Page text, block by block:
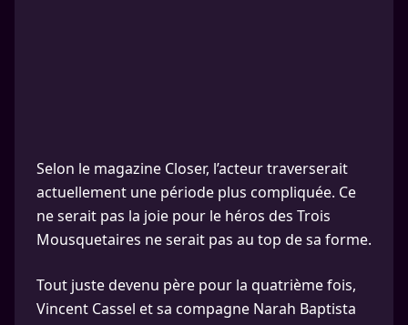
Selon le magazine Closer, l’acteur traverserait
actuellement une période plus compliquée. Ce
ne serait pas la joie pour le héros des Trois
Mousquetaires ne serait pas au top de sa forme.
Tout juste devenu père pour la quatrième fois,
Vincent Cassel et sa compagne Narah Baptista